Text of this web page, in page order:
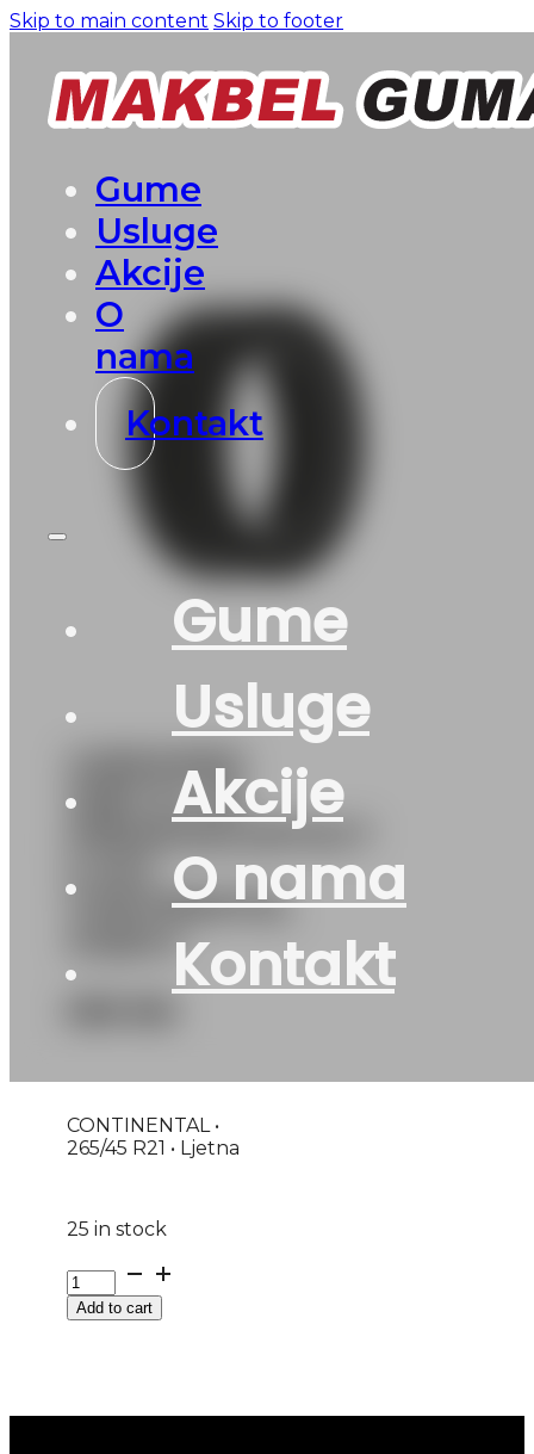
Skip to main content Skip to footer
Gume
Usluge
Akcije
O
nama
Kontakt
Gume
Usluge
Akcije
O nama
Kontakt
G265/45R21
108H XL FR
PREMIUMCONTACT
CONTINENTAL
AO|EVc
CONTINENTAL •
265/45 R21 • Ljetna
25 in stock
G265/45R21
108H
XLAdd to cart